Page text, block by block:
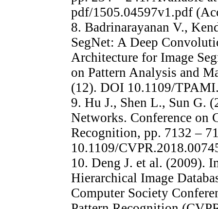
pdf/1505.04597v1.pdf
8. Badrinarayanan V.,
SegNet: A Deep
Architecture for Image
on Pattern Analysis and
(12). DOI 10.1109/
9. Hu J., Shen L., Sun G.
Networks. Conference on
Recognition, pp. 7132 –
10.1109/
10. Deng J. et al. (2009).
Hierarchical Image
Computer Society